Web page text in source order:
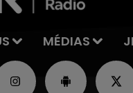
MÉDIAS